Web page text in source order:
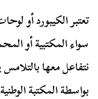
تعتبر الكيبورد أو
سواء المكتبية أو
بواسطة المكتبة